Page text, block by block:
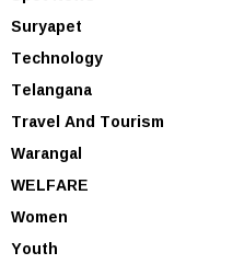
Suryapet
Technology
Telangana
Travel And Tourism
Warangal
WELFARE
Women
Youth